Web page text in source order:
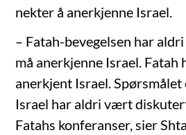
nekter å anerkjenne Israel.
– Fatah-bevegelsen har
må anerkjenne Israel. Fatah
anerkjent Israel. Spørsmålet
Israel har aldri vært
Fatahs konferanser, sier